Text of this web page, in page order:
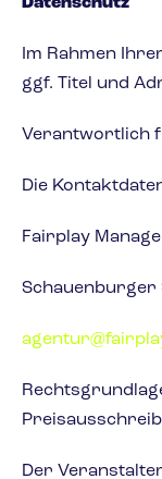
Im Rahmen
ggf. Titel und
Verantwortlich
Die
Fairplay
Schauenburger
Der